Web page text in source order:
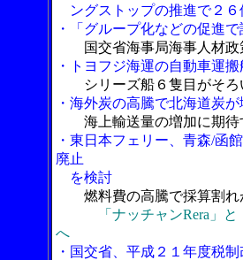
ングストップの推進で２６
・「グループ化などの促進
国交省海事局海事人材
・トヨフジ海運の自動車運
シリーズ船６隻目がそ
・海外炭の高騰で北海道炭
海上輸送量の増加に期
・東日本フェリー、青森/函
廃止
を検討
燃料費の高騰で採算割れ
「ナッチャンRera」
へ
・国交省、平成２１年度税